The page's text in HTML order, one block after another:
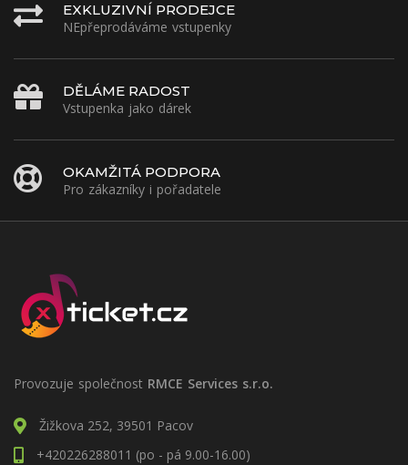
EXKLUZIVNÍ PRODEJCE
NEpřeprodáváme vstupenky
DĚLÁME RADOST
Vstupenka jako dárek
OKAMŽITÁ PODPORA
Pro zákazníky i pořadatele
Provozuje společnost RMCE Services s.r.o.
Žižkova 252, 39501 Pacov
+420226288011 (po - pá 9.00-16.00)